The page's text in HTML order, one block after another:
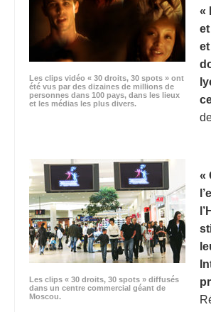
Les clips vidéo « 30 droits, 30 spots » ont
été vus par des dizaines de millions de
personnes dans 100 pays, dans les lieux
et les médias les plus divers.
«
Les clips « 30 droits, 30 spots » diffusés
dans un centre commercial géant de
Moscou.
«